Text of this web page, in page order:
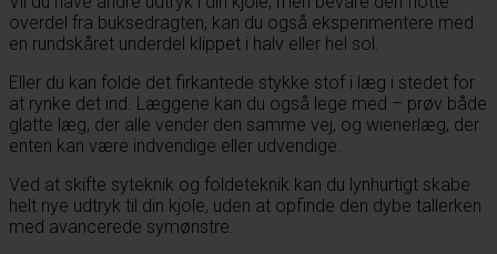
overdel fra buksedragten, kan du også eksperimentere med
en rundskåret underdel klippet i halv eller hel sol.
Eller du kan folde det firkantede stykke stof i læg i stedet for
at rynke det ind. Læggene kan du også lege med – prøv både
glatte læg, der alle vender den samme vej, og wienerlæg, der
enten kan være indvendige eller udvendige.
Ved at skifte syteknik og foldeteknik kan du lynhurtigt skabe
helt nye udtryk til din kjole, uden at opfinde den dybe tallerken
med avancerede symønstre.